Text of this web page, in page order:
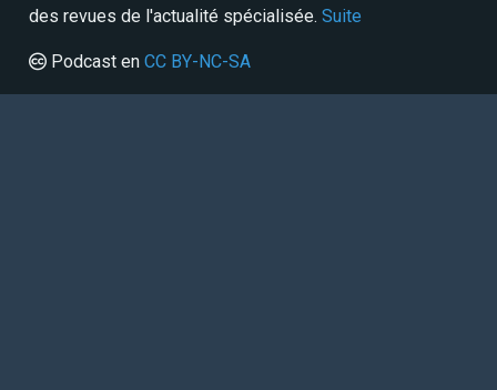
des revues de l'actualité spécialisée. Suite
Podcast en CC BY-NC-SA